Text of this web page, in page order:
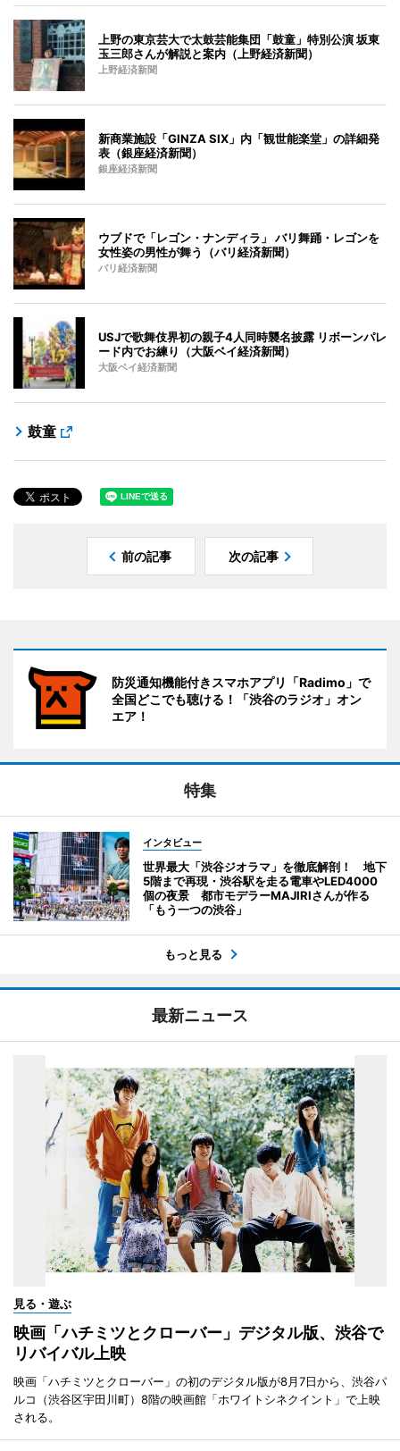
上野の東京芸大で太鼓芸能集団「鼓童」特別公演 坂東
玉三郎さんが解説と案内（上野経済新聞）
上野経済新聞
新商業施設「GINZA SIX」内「観世能楽堂」の詳細発
表（銀座経済新聞）
銀座経済新聞
ウブドで「レゴン・ナンディラ」 バリ舞踊・レゴンを
女性姿の男性が舞う（バリ経済新聞）
バリ経済新聞
USJで歌舞伎界初の親子4人同時襲名披露 リボーンパレ
ード内でお練り（大阪ベイ経済新聞）
大阪ベイ経済新聞
鼓童
前の記事 次の記事
防災通知機能付きスマホアプリ「Radimo」で
全国どこでも聴ける！「渋谷のラジオ」オン
エア！
特集
インタビュー
世界最大「渋谷ジオラマ」を徹底解剖！ 地下
5階まで再現・渋谷駅を走る電車やLED4000
個の夜景 都市モデラーMAJIRIさんが作る
「もう一つの渋谷」
もっと見る
最新ニュース
見る・遊ぶ
映画「ハチミツとクローバー」デジタル版、渋谷で
リバイバル上映
映画「ハチミツとクローバー」の初のデジタル版が8月7日から、渋谷パ
ルコ（渋谷区宇田川町）8階の映画館「ホワイトシネクイント」で上映
される。